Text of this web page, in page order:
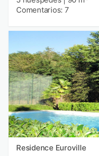
Comentarios: 7
Residence Euroville